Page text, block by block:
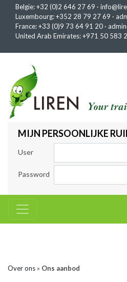
Belgïe:+32 (0)2 646 27 69 ·
Luxembourg:+352 28 79 27 69 ·
France:+33 (0)9 73 64 91 20 ·
United Arab Emirates:+971 50 583
MIJN PERSOONLIJKE
User
Password
Over ons » Ons aanbod